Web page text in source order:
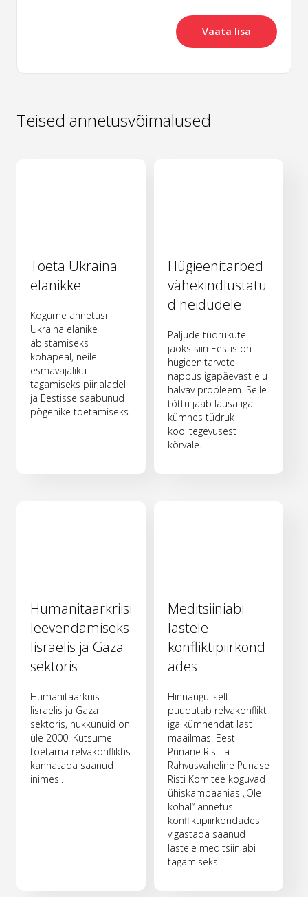
Vaata lisa
Teised annetusvõimalused
Toeta Ukraina
elanikke
Kogume annetusi
Ukraina elanike
abistamiseks
kohapeal, neile
esmavajaliku
tagamiseks piirialadel
ja Eestisse saabunud
põgenike toetamiseks.
Hügieenitarbed
vähekindlustatu
d neidudele
Paljude tüdrukute
jaoks siin Eestis on
hügieenitarvete
nappus igapäevast elu
halvav probleem. Selle
tõttu jääb lausa iga
kümnes tüdruk
koolitegevusest
kõrvale.
Humanitaarkriisi
leevendamiseks
Iisraelis ja Gaza
sektoris
Humanitaarkriis
Iisraelis ja Gaza
sektoris, hukkunuid on
üle 2000. Kutsume
toetama relvakonfliktis
kannatada saanud
inimesi.
Meditsiiniabi
lastele
konfliktipiirkond
ades
Hinnanguliselt
puudutab relvakonflikt
iga kümnendat last
maailmas. Eesti
Punane Rist ja
Rahvusvaheline Punase
Risti Komitee koguvad
ühiskampaanias „Ole
kohal“ annetusi
konfliktipiirkondades
vigastada saanud
lastele meditsiiniabi
tagamiseks.